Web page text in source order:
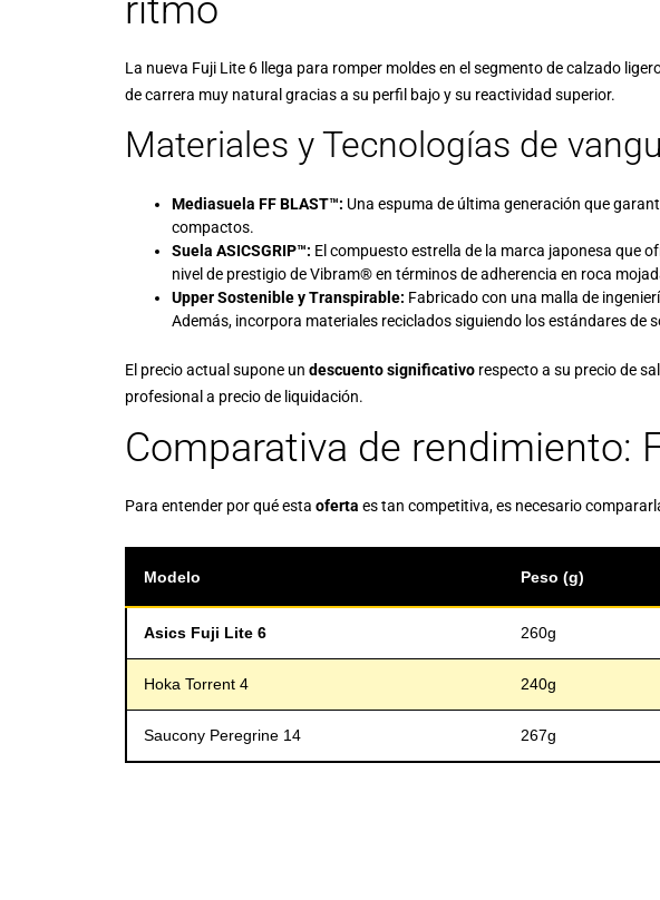
ritmo
La nueva Fuji Lite 6 llega para romper moldes en el segmento de calzado
de carrera muy natural gracias a su perfil bajo y su reactividad superior.
Materiales y Tecnologías de
Mediasuela FF BLAST™: Una espuma de última generación que
compactos.
Suela ASICSGRIP™: El compuesto estrella de la marca japonesa que
nivel de prestigio deVibram®en términos de adherencia en roca
Upper Sostenible y Transpirable: Fabricado con una malla de
Además, incorpora materiales reciclados siguiendo los estándares de
El precio actual supone un descuento significativo respecto a su precio de
profesional a precio de liquidación.
Comparativa de rendimiento:
Para entender por qué esta oferta es tan competitiva, es necesario
Modelo Peso (g)
Asics Fuji Lite 6 260g
Hoka Torrent 4 240g
Saucony Peregrine 14 267g